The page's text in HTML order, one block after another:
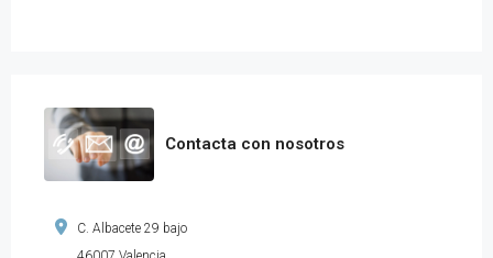
Contacta con nosotros
C. Albacete 29 bajo